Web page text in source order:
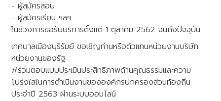
- ผู้สมัครสอบ
- ผู้สมัครเรียน ฯลฯ
ในช่วงการขอรับบริการตั้งแต่ 1 ตุลาคม 2562 จนถึงปัจจุบัน
เทศบาลเมืองบุรีรัมย์ ขอเชิญท่านหรือตัวแทนหน่วยงานบริษัท
หน่วยงานของรัฐ
#ร่วมตอบแบบประเมินประสิทธิภาพด้านคุณธรรมและความ
โปร่งใสในการดำเนินงานขององค์กรปกครองส่วนท้องถิ่น
ประจำปี 2563 ผ่านระบบออนไลน์